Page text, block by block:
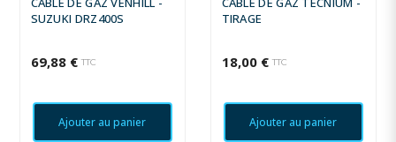
SUZUKI DRZ400S
69,88 € TTC
Ajouter au panier
TIRAGE
18,00 € TTC
Ajouter au panier